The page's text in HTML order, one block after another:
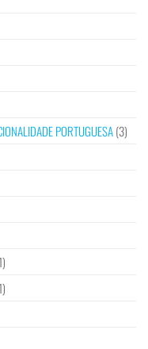
PORTUGUESA(3)